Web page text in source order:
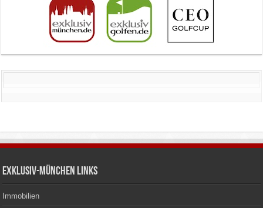
Exklusiv-München Links
Immobilien